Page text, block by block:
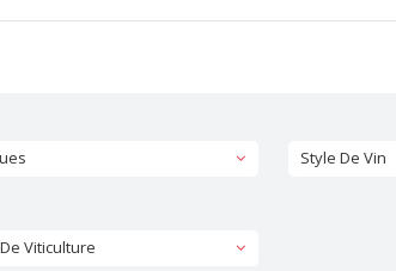
Style De Vin
Viticulture